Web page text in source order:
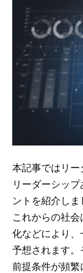
本記事ではリー
リーダーシッ
ントを紹介しま
これからの社
化などにより、
予想されます
前提条件が頻繁